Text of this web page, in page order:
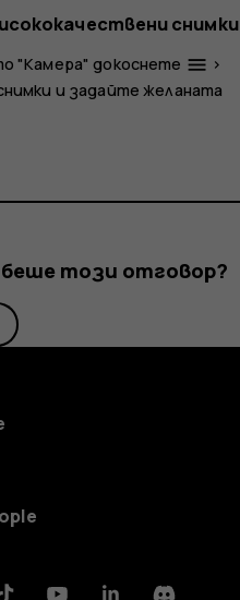
снимки
"Камера" докоснете menu >
и задайте желаната
беше този отговор?